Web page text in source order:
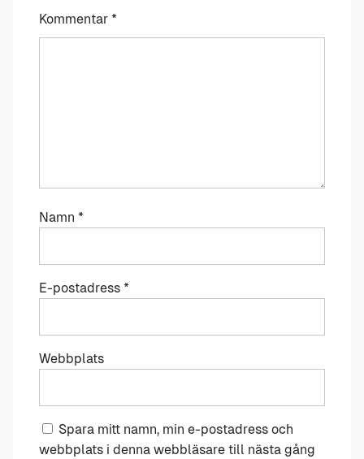
Kommentar *
Namn *
E-postadress *
Webbplats
Spara mitt namn, min e-postadress och
webbplats i denna webbläsare till nästa gång